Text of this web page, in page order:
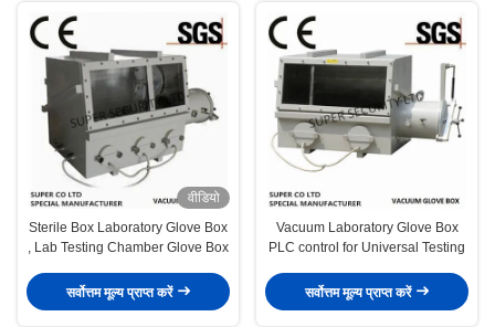
वीडियो
Sterile Box Laboratory Glove Box
, Lab Testing Chamber Glove Box
सर्वोत्तम मूल्य प्राप्त करें
Vacuum Laboratory Glove Box
PLC control for Universal Testing
सर्वोत्तम मूल्य प्राप्त करें